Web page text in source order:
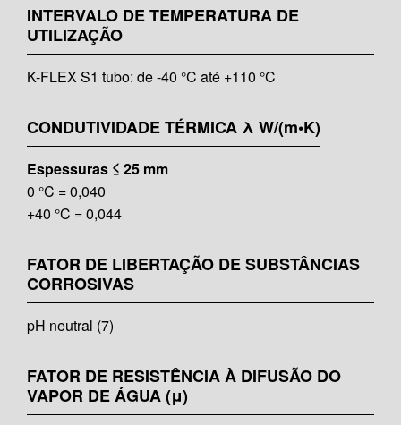
INTERVALO DE TEMPERATURA DE
UTILIZAÇÃO
K-FLEX S1 tubo: de -40 °C até +110 °C
CONDUTIVIDADE TÉRMICA λ W/(m•K)
Espessuras ≤ 25 mm
0 °C = 0,040
+40 °C = 0,044
FATOR DE LIBERTAÇÃO DE SUBSTÂNCIAS
CORROSIVAS
pH neutral (7)
FATOR DE RESISTÊNCIA À DIFUSÃO DO
VAPOR DE ÁGUA (μ)